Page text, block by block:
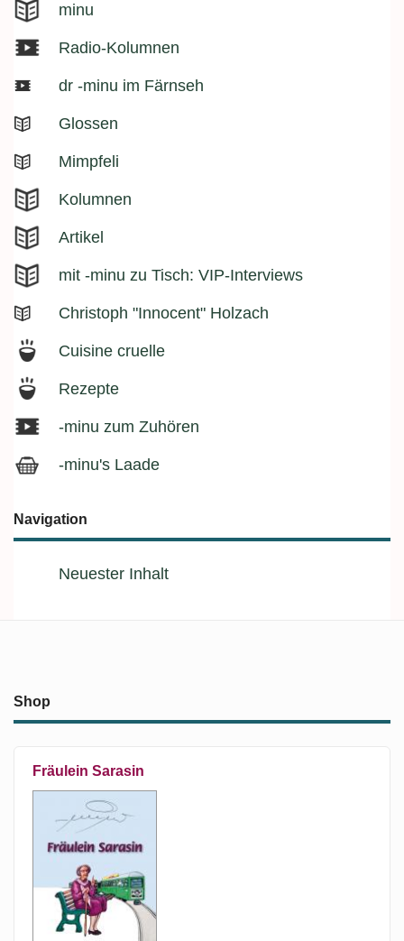
minu
Radio-Kolumnen
dr -minu im Färnseh
Glossen
Mimpfeli
Kolumnen
Artikel
mit -minu zu Tisch: VIP-Interviews
Christoph "Innocent" Holzach
Cuisine cruelle
Rezepte
-minu zum Zuhören
-minu's Laade
Navigation
Neuester Inhalt
Shop
Fräulein Sarasin